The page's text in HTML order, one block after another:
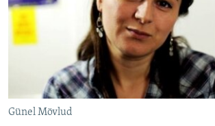
FOTOQALEREYA
İNFOQRAFIKA
KARIKATURA
OXU ZALI
AZƏRBAYCAN ƏDƏBIYYATI KITABXANASI
İSLAM VƏ DEMOKRATIYA
İZ - MƏDƏNIYYƏT PROQRAMI
HAQQIMIZDA
MISSIYAMIZ
PEŞƏ ETIKASI VƏ JURNALISTIKA STANDARTLARIMIZ
MATERIALLARIMIZDAN ISTIFADƏ
AZADLIQRADIOSU MOBIL TELEFONUNUZDA
RFE/RL-in bütün saytları
Günel Mövlud